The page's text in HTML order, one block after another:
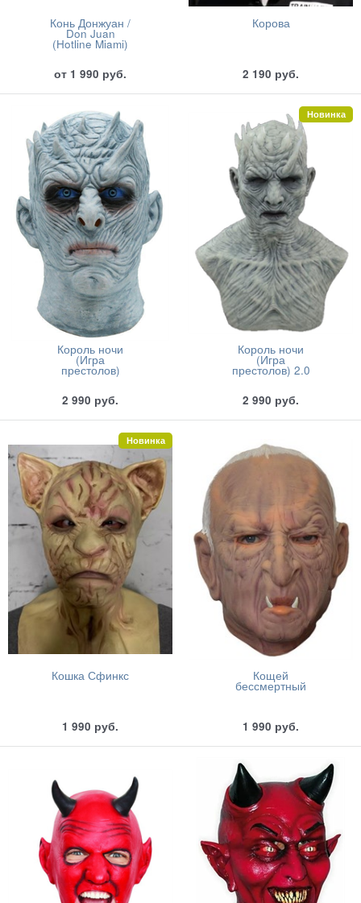
Конь Донжуан /
Don Juan
(Hotline Miami)
от 1 990 руб.
Корова
2 190 руб.
Король ночи
(Игра
престолов)
2 990 руб.
Король ночи
(Игра
престолов) 2.0
2 990 руб.
Новинка
Кошка Сфинкс
1 990 руб.
Новинка
Кощей
бессмертный
1 990 руб.